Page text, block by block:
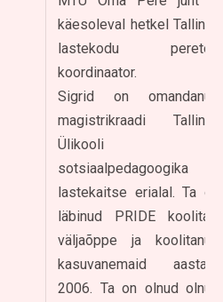
käesoleval hetkel Tallinna
lastekodu peretoe
koordinaator.
Sigrid on omandanud
magistrikraadi Tallinna
Ülikooli
sotsiaalpedagoogika ja
lastekaitse erialal. Ta on
läbinud PRIDE koolitaja
väljaõppe ja koolitanud
kasuvanemaid aastast
2006. Ta on olnud olnud